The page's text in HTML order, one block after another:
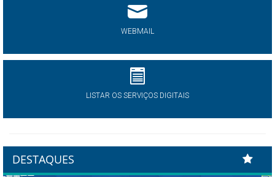
WEBMAIL
LISTAR OS SERVIÇOS DIGITAIS
DESTAQUES